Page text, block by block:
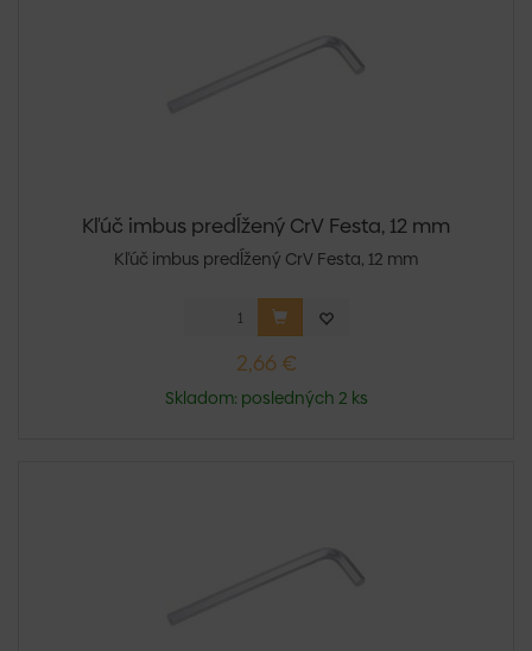
Kľúč imbus predĺžený CrV Festa, 12 mm
Kľúč imbus predĺžený CrV Festa, 12 mm
2,66 €
Skladom: posledných 2 ks